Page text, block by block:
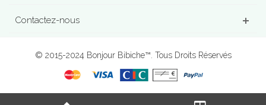
Contactez-nous
© 2015-2024 Bonjour Bibiche™. Tous Droits Réservés